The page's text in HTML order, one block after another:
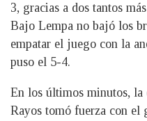
3, gracias a dos tantos
Bajo Lempa no bajó los
empatar el juego con la
puso el 5-4.
En los últimos minutos, la
Rayos tomó fuerza con el